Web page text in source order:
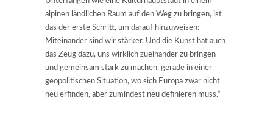
alpinen ländlichen Raum auf den Weg zu bringen, ist
das der erste Schritt, um darauf hinzuweisen:
Miteinander sind wir stärker. Und die Kunst hat auch
das Zeug dazu, uns wirklich zueinander zu bringen
und gemeinsam stark zu machen, gerade in einer
geopolitischen Situation, wo sich Europa zwar nicht
neu erfinden, aber zumindest neu definieren muss.“